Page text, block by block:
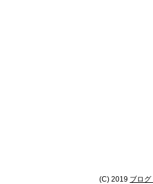
(C) 2019 ブロ